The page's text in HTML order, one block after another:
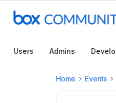
Users Admins
Home Events